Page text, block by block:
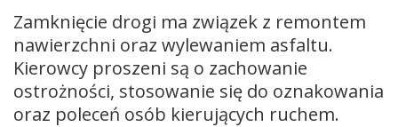
Zamknięcie drogi ma związek z remontem
nawierzchni oraz wylewaniem asfaltu.
Kierowcy proszeni są o zachowanie
ostrożności, stosowanie się do oznakowania
oraz poleceń osób kierujących ruchem.